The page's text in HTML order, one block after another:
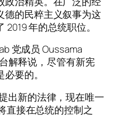
德的民粹主义叙事为这
年的总统职位。
党成员 Oussama
解释说，尽管有新宪
要的。
出新的法律，现在唯一
直接在总统的控制之